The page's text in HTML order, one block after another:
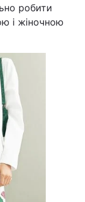
робити
і жіночною